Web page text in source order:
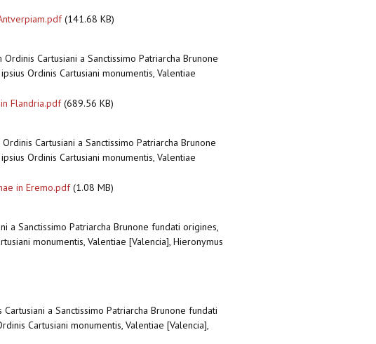
(141.68 KB)
Cartusiani a Sanctissimo Patriarcha Brunone
Ordinis Cartusiani monumentis, Valentiae
Flandria.pdf(689.56 KB)
Cartusiani a Sanctissimo Patriarcha Brunone
Ordinis Cartusiani monumentis, Valentiae
in Eremo.pdf(1.08 MB)
a Sanctissimo Patriarcha Brunone fundati origines,
monumentis, Valentiae [Valencia], Hieronymus
a Sanctissimo Patriarcha Brunone fundati
Cartusiani monumentis, Valentiae [Valencia],